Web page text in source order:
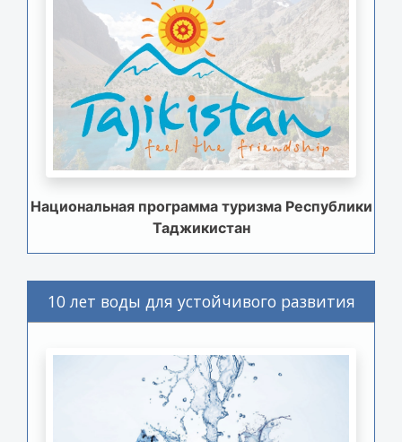
Национальная программа туризма Республики
Таджикистан
10 лет воды для устойчивого развития